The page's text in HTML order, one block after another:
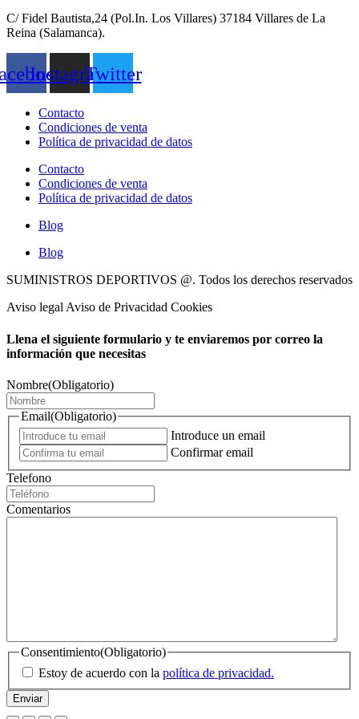
C/ Fidel Bautista,24 (Pol.In. Los Villares) 37184 Villares de La
Reina (Salamanca).
InstagramTwitter
Contacto
Condiciones de venta
Política de privacidad de datos
Contacto
Condiciones de venta
Política de privacidad de datos
Blog
Blog
SUMINISTROS DEPORTIVOS @. Todos los derechos reservados
Aviso legal Aviso de Privacidad Cookies
Llena el siguiente formulario y te enviaremos por correo la
información que necesitas
Nombre(Obligatorio)
Email(Obligatorio)
Introduce un email
Confirmar email
Telefono
Comentarios
Consentimiento(Obligatorio)
Estoy de acuerdo con la política de privacidad.